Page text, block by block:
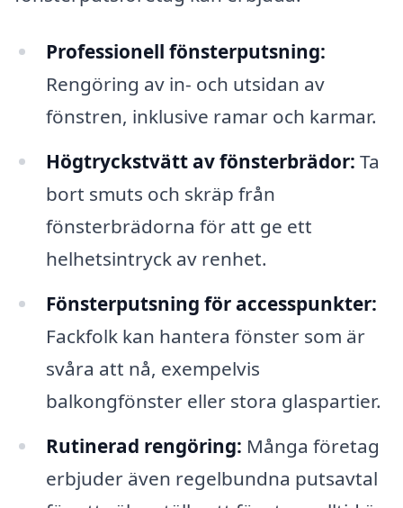
Professionell fönsterputsning:
Rengöring av in- och utsidan av
fönstren, inklusive ramar och karmar.
Högtryckstvätt av fönsterbrädor: Ta
bort smuts och skräp från
fönsterbrädorna för att ge ett
helhetsintryck av renhet.
Fönsterputsning för accesspunkter:
Fackfolk kan hantera fönster som är
svåra att nå, exempelvis
balkongfönster eller stora glaspartier.
Rutinerad rengöring: Många företag
erbjuder även regelbundna putsavtal